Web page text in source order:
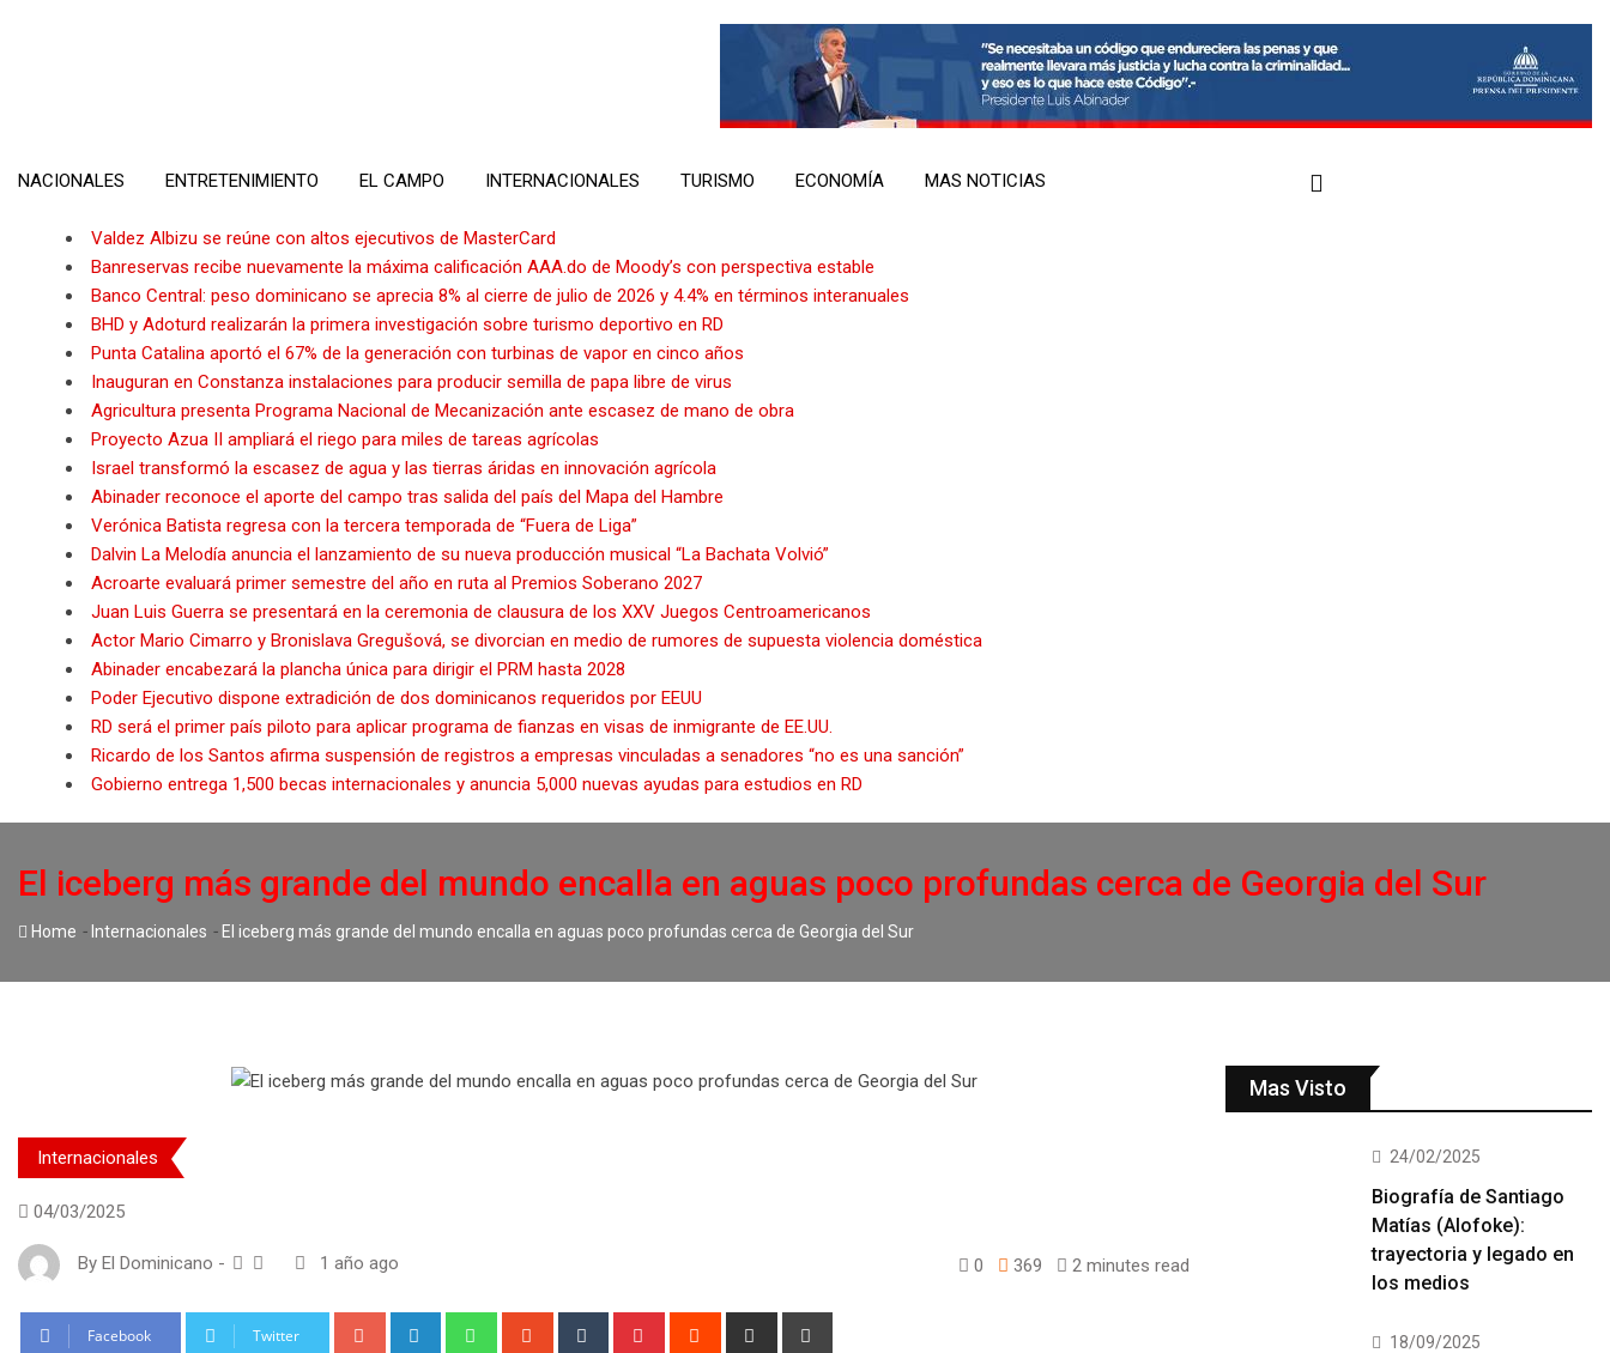
NACIONALES ENTRETENIMIENTO EL CAMPO INTERNACIONALES TURISMO ECONOMÍA MAS NOTICIAS
Valdez Albizu se reúne con altos ejecutivos de MasterCard
Banreservas recibe nuevamente la máxima calificación AAA.do de Moody’s con perspectiva estable
Banco Central: peso dominicano se aprecia 8% al cierre de julio de 2026 y 4.4% en términos interanuales
BHD y Adoturd realizarán la primera investigación sobre turismo deportivo en RD
Punta Catalina aportó el 67% de la generación con turbinas de vapor en cinco años
Inauguran en Constanza instalaciones para producir semilla de papa libre de virus
Agricultura presenta Programa Nacional de Mecanización ante escasez de mano de obra
Proyecto Azua II ampliará el riego para miles de tareas agrícolas
Israel transformó la escasez de agua y las tierras áridas en innovación agrícola
Abinader reconoce el aporte del campo tras salida del país del Mapa del Hambre
Verónica Batista regresa con la tercera temporada de “Fuera de Liga”
Dalvin La Melodía anuncia el lanzamiento de su nueva producción musical “La Bachata Volvió”
Acroarte evaluará primer semestre del año en ruta al Premios Soberano 2027
Juan Luis Guerra se presentará en la ceremonia de clausura de los XXV Juegos Centroamericanos
Actor Mario Cimarro y Bronislava Gregušová, se divorcian en medio de rumores de supuesta violencia doméstica
Abinader encabezará la plancha única para dirigir el PRM hasta 2028
Poder Ejecutivo dispone extradición de dos dominicanos requeridos por EEUU
RD será el primer país piloto para aplicar programa de fianzas en visas de inmigrante de EE.UU.
Ricardo de los Santos afirma suspensión de registros a empresas vinculadas a senadores “no es una sanción”
Gobierno entrega 1,500 becas internacionales y anuncia 5,000 nuevas ayudas para estudios en RD
El iceberg más grande del mundo encalla en aguas poco profundas cerca de Georgia del Sur
Home - Internacionales - El iceberg más grande del mundo encalla en aguas poco profundas cerca de Georgia del Sur
Internacionales
04/03/2025
By El Dominicano - 1 año ago 0 369 2 minutes read
Facebook Twitter Google+ LinkedIn WhatsappStumbleUpon
Tumblr Pinterest Reddit
Share
Mas Visto
24/02/2025
Biografía de Santiago
Matías (Alofoke):
trayectoria y legado en
los medios
18/09/2025